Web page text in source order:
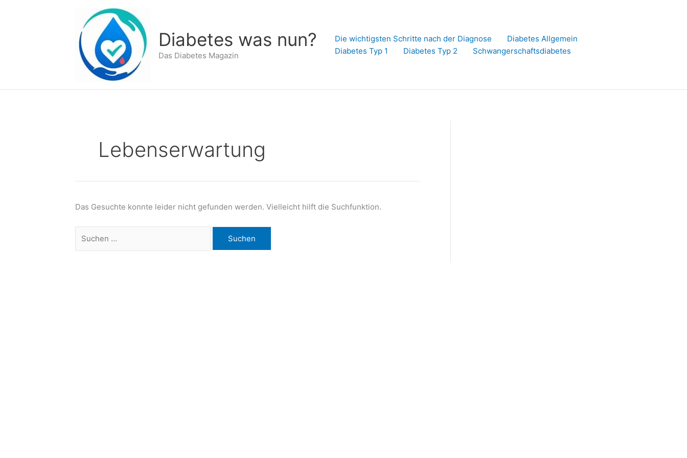
Diabetes was nun?
Das Diabetes Magazin
Die wichtigsten Schritte nach der Diagnose
Diabetes Allgemein
Diabetes Typ 1
Diabetes Typ 2 Schwangerschaftsdiabetes
Lebenserwartung
Das Gesuchte konnte leider nicht gefunden werden. Vielleicht hilft die Suchfunktion.
nach: